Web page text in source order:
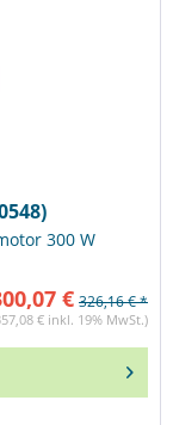
300 W
€ 326,16 € *
€ inkl. 19% MwSt.)